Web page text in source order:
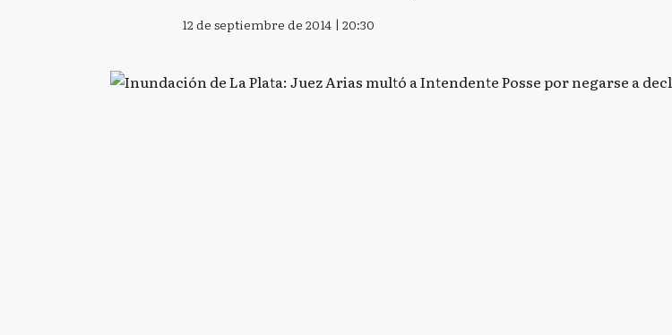
12 de septiembre de 2014 | 20:30